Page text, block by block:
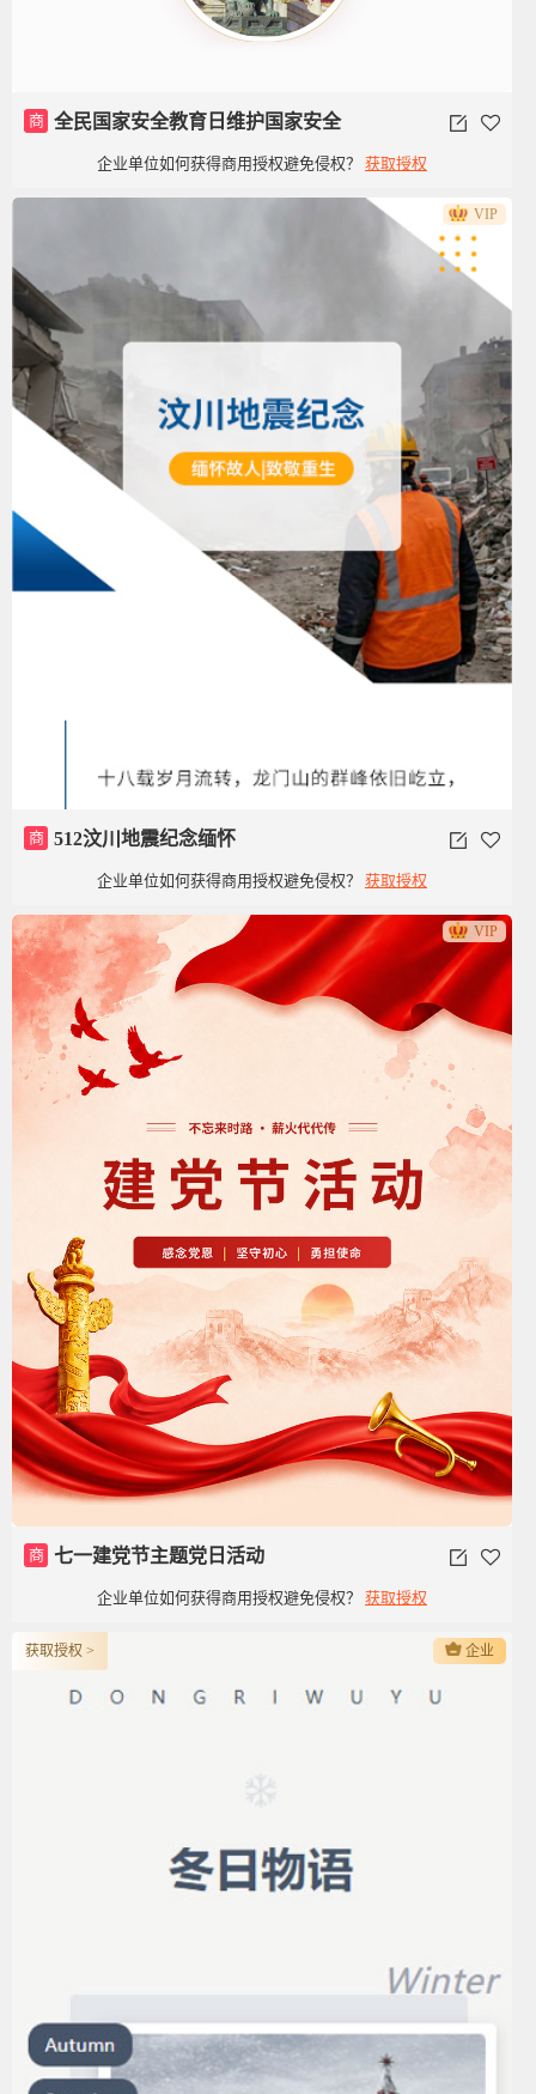
商 全民国家安全教育日维护国家安全
企业单位如何获得商用授权避免侵权？ 获取授权
VIP
商 512汶川地震纪念缅怀
企业单位如何获得商用授权避免侵权？ 获取授权
VIP
商 七一建党节主题党日活动
企业单位如何获得商用授权避免侵权？ 获取授权
获取授权 > 企业